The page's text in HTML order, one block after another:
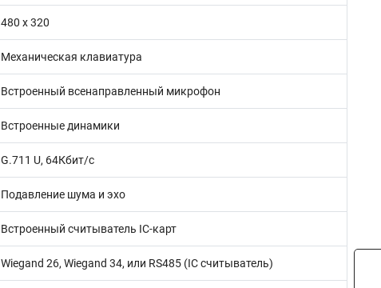
480 х 320
Механическая клавиатура
Встроенный всенаправленный микрофон
Встроенные динамики
G.711 U, 64Кбит/с
Подавление шума и эхо
Встроенный считыватель IC-карт
Wiegand 26, Wiegand 34, или RS485 (IC считыватель)